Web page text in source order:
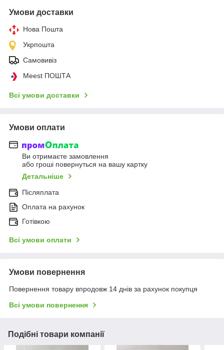
Умови доставки
Нова Пошта
Укрпошта
Самовивіз
Meest ПОШТА
Всі умови доставки
Умови оплати
Ви отримаєте замовлення
або гроші повернуться на вашу картку
Детальніше
Післяплата
Оплата на рахунок
Готівкою
Всі умови оплати
Умови повернення
Повернення товару впродовж 14 днів за рахунок покупця
Всі умови повернення
Подібні товари компанії